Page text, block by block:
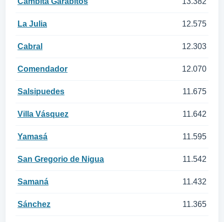
La Julia 12.575
Cabral 12.303
Comendador 12.070
Salsipuedes 11.675
Villa Vásquez 11.642
Yamasá 11.595
San Gregorio de Nigua 11.542
Samaná 11.432
Sánchez 11.365